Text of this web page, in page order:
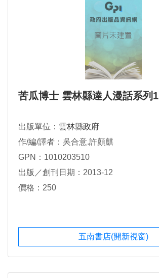
苦瓜博士 雲林縣達人漫話系列1
出版單位： 雲林縣政府
作/編/譯者：吳合意.許顏麒
GPN：1010203510
出版／創刊日期：2013-12
價格：250
五南書店(開新視窗)